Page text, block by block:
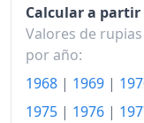
1999
2001
Calcular a
Valores de
por año:
1968 | 1969 |
1975 | 1976 |